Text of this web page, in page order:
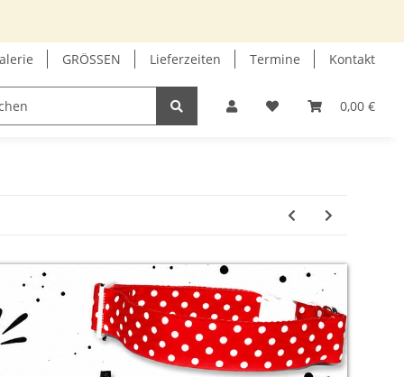
GRÖSSEN Lieferzeiten Termine Kontakt
0,00 €
GUTSCHEIN INFOECKE